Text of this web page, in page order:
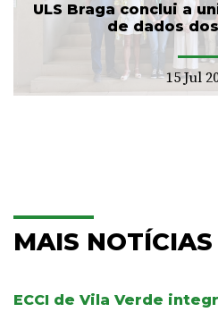
ULS Braga conclui a
de dados
15 Jul
MAIS NOTÍCIAS
ECCI de Vila Verde